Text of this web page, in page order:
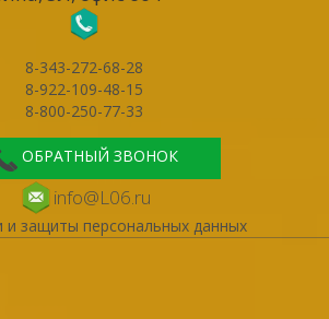
8-343-272-68-28
8-922-109-48-15
8-800-250-77-33
ОБРАТНЫЙ ЗВОНОК
info@L06.ru
и защиты персональных данных